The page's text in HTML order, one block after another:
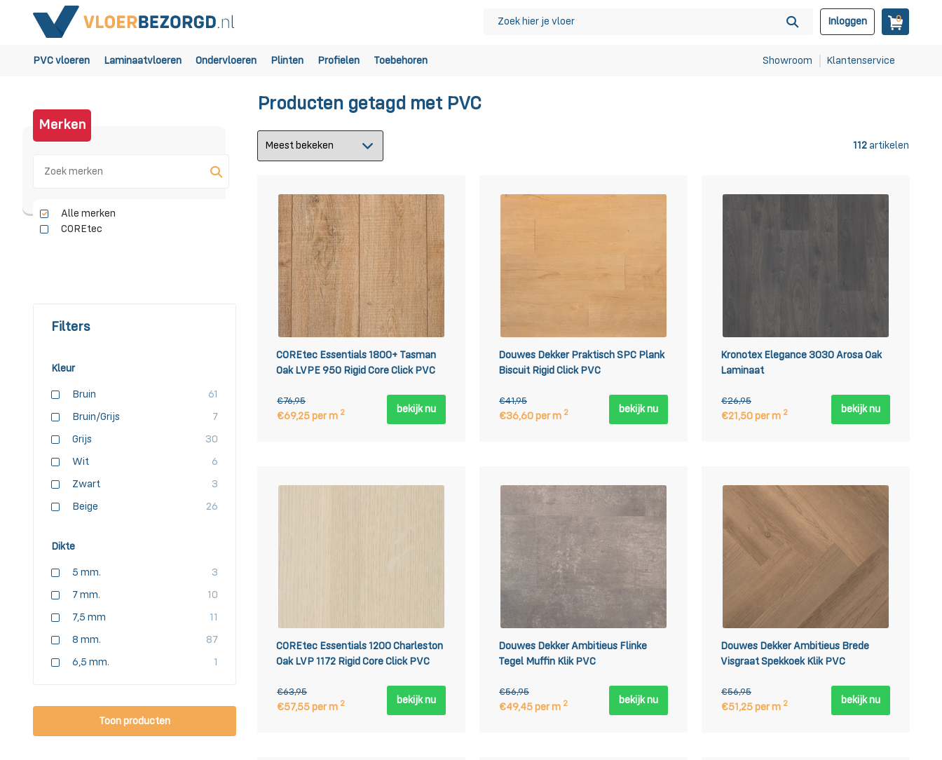
Inloggen 0
PVC vloeren Laminaatvloeren Ondervloeren Plinten Profielen Toebehoren Showroom Klantenservice
Merken
Alle merken
COREtec
Filters
Kleur
Bruin 61
Bruin/Grijs 7
Grijs 30
Wit 6
Zwart 3
Beige 26
Dikte
5 mm. 3
7 mm. 10
7,5 mm 11
8 mm. 87
6,5 mm. 1
Toon producten
Producten getagd met PVC
112 artikelen
COREtec Essentials 1800+ Tasman
Oak LVPE 950 Rigid Core Click PVC
€76,95
€69,25 per m 2 bekijk nu
Douwes Dekker Praktisch SPC Plank
Biscuit Rigid Click PVC
€41,95
€36,60 per m 2 bekijk nu
Kronotex Elegance 3030 Arosa Oak
Laminaat
€26,95
€21,50 per m 2 bekijk nu
COREtec Essentials 1200 Charleston
Oak LVP 1172 Rigid Core Click PVC
€63,95
€57,55 per m 2 bekijk nu
Douwes Dekker Ambitieus Flinke
Tegel Muffin Klik PVC
€56,95
€49,45 per m 2 bekijk nu
Douwes Dekker Ambitieus Brede
Visgraat Spekkoek Klik PVC
€56,95
€51,25 per m 2 bekijk nu